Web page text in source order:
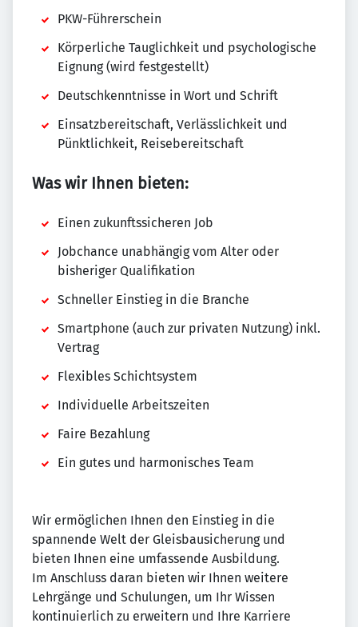
PKW-Führerschein
Körperliche Tauglichkeit und psychologische
Eignung (wird festgestellt)
Deutschkenntnisse in Wort und Schrift
Einsatzbereitschaft, Verlässlichkeit und
Pünktlichkeit, Reisebereitschaft
Was wir Ihnen bieten:
Einen zukunftssicheren Job
Jobchance unabhängig vom Alter oder
bisheriger Qualifikation
Schneller Einstieg in die Branche
Smartphone (auch zur privaten Nutzung) inkl.
Vertrag
Flexibles Schichtsystem
Individuelle Arbeitszeiten
Faire Bezahlung
Ein gutes und harmonisches Team
Wir ermöglichen Ihnen den Einstieg in die
spannende Welt der Gleisbausicherung und
bieten Ihnen eine umfassende Ausbildung.
Im Anschluss daran bieten wir Ihnen weitere
Lehrgänge und Schulungen, um Ihr Wissen
kontinuierlich zu erweitern und Ihre Karriere